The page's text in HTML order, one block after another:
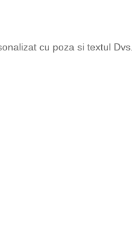
cu poza si textul